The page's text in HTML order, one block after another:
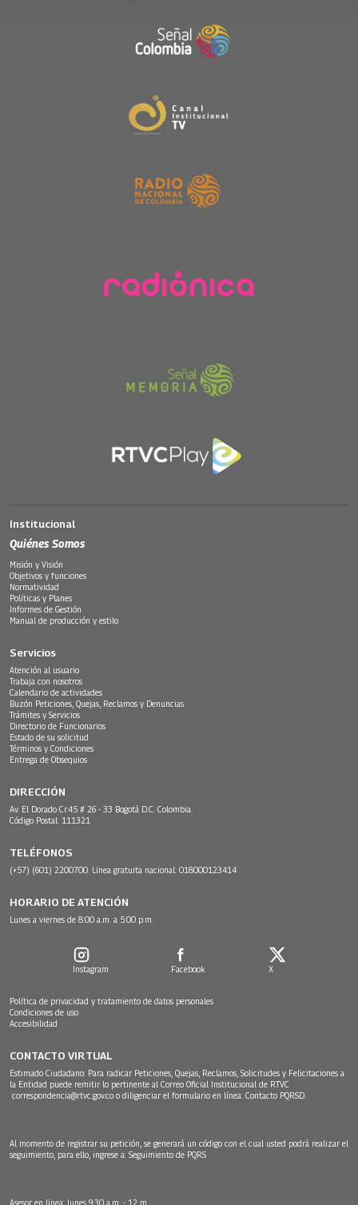
Institucional
Quiénes Somos
Misión y Visión
Objetivos y funciones
Normatividad
Políticas y Planes
Informes de Gestión
Manual de producción y estilo
Servicios
Atención al usuario
Trabaja con nosotros
Calendario de actividades
Buzón Peticiones, Quejas, Reclamos y Denuncias
Trámites y Servicios
Directorio de Funcionarios
Estado de su solicitud
Términos y Condiciones
Entrega de Obsequios
DIRECCIÓN
Av. El Dorado Cr.45 # 26 - 33 Bogotá D.C. Colombia.
Código Postal: 111321
TELÉFONOS
(+57) (601) 2200700. Línea gratuita nacional: 018000123414
HORARIO DE ATENCIÓN
Lunes a viernes de 8:00 a.m. a 5:00 p.m.
Instagram Facebook X
Política de privacidad y tratamiento de datos personales
Condiciones de uso
Accesibilidad
CONTACTO VIRTUAL
Estimado Ciudadano: Para radicar Peticiones, Quejas, Reclamos, Solicitudes y Felicitaciones a
la Entidad puede remitir lo pertinente al Correo Oficial Institucional de RTVC
correspondencia@rtvc.gov.co o diligenciar el formulario en línea: Contacto PQRSD.
Al momento de registrar su petición, se generará un código con el cual usted podrá realizar el
seguimiento, para ello, ingrese a: Seguimiento de PQRS
Asesor en línea: lunes 9:30 a.m. - 12 m